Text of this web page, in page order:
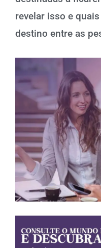
revelar isso e
destino entre as